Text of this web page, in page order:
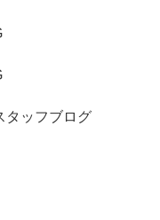
タッフブログ